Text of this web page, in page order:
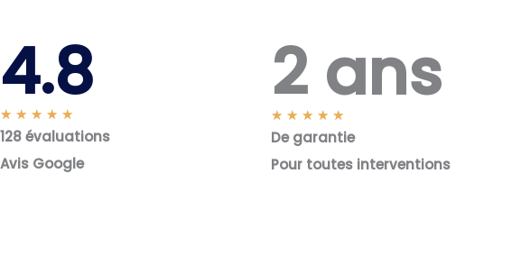
4.8
★ ★ ★ ★ ★
o
t
128 évaluations
Avis Google
2 ans
★ ★ ★ ★ ★
o
De garantie
Pour toutes interventions